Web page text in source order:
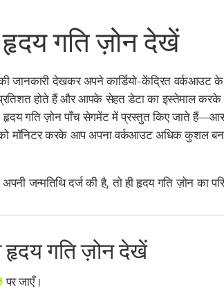
गति ज़ोन देखें
देखकर अपने कार्डियो-केंद्रित वर्कआउट
होते हैं और आपके सेहत डेटा का इस्तेमाल करके
हृदय गति ज़ोन पाँच सेगमेंट में प्रस्तुत किए जाते
मॉनिटर करके आप अपना वर्कआउट अधिक कुशल
जन्मतिथि दर्ज की है, तो ही हृदय गति ज़ोन का
हृदय गति ज़ोन देखें
पर जाएँ।